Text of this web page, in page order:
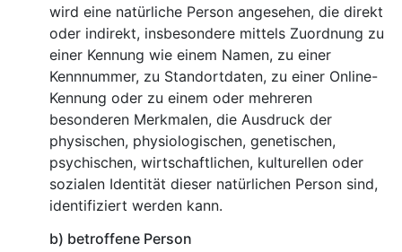
wird eine natürliche Person angesehen, die direkt
oder indirekt, insbesondere mittels Zuordnung zu
einer Kennung wie einem Namen, zu einer
Kennnummer, zu Standortdaten, zu einer Online-
Kennung oder zu einem oder mehreren
besonderen Merkmalen, die Ausdruck der
physischen, physiologischen, genetischen,
psychischen, wirtschaftlichen, kulturellen oder
sozialen Identität dieser natürlichen Person sind,
identifiziert werden kann.
b) betroffene Person